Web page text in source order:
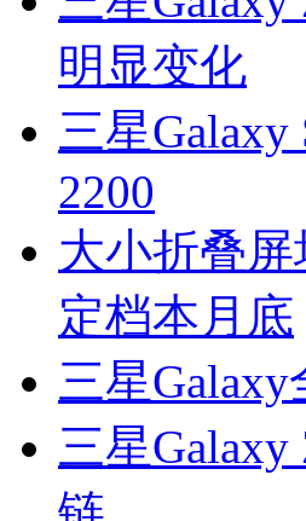
明显变化
三星Galaxy
2200
大小折叠
定档本月底
三星
三星